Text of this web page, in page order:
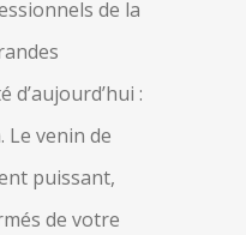
de la
d’aujourd’hui :
Le venin de
puissant,
de votre